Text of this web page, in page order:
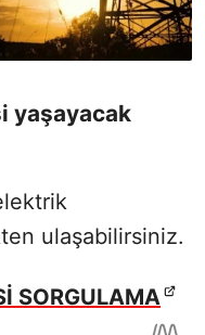
yaşayacak
ulaşabilirsiniz.
SORGULAMA